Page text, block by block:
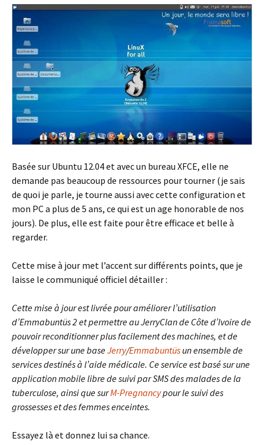
Basée sur Ubuntu 12.04 et avec un bureau XFCE, elle ne
demande pas beaucoup de ressources pour tourner (je sais
de quoi je parle, je tourne aussi avec cette configuration et
mon PC a plus de 5 ans, ce qui est un age honorable de nos
jours). De plus, elle est faite pour être efficace et belle à
regarder.
Cette mise à jour met l’accent sur différents points, que je
laisse le communiqué officiel détailler :
Cette mise à jour est livrée pour améliorer l’utilisation
d’Emmabuntüs 2 et permettre au JerryClan de Côte d’Ivoire de
pouvoir reconditionner plus facilement des machines, et de
développer sur une baseJerry/Emmabuntüs un ensemble de
services destinés à l’aide médicale. Ce service est basé sur une
application mobile libre de suivi par SMS des malades de la
tuberculose, ainsi que surM-Pregnancypour le suivi des
grossesses et des femmes enceintes.
Essayez là et donnez lui sa chance.